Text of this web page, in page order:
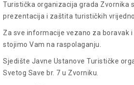
Turistička organizacija grada Zvornika
prezentacija i zaštita turističkih
Za sve informacije vezano za boravak
stojimo Vam na raspolaganju.
Sjedište Javne Ustanove Turističke
Svetog Save br. 7 u Zvorniku.